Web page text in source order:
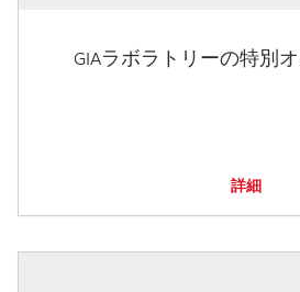
GIAラボラトリーの特別
詳細